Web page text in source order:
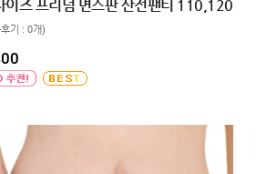
이즈 프리덤 면스판 산전팬티 110,120
기 : 0개)